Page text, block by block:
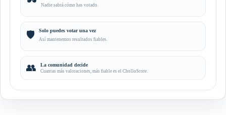
Nadie sabrá cómo has votado.
🛡️ Solo puedes votar una vez
Así mantenemos resultados fiables.
👥 La comunidad decide
Cuantas más valoraciones, más fiable es el CholloScore.